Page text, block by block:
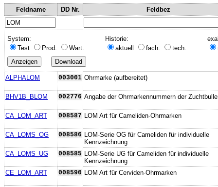
Feldname DD Nr. Feldbez
System:
Test
Prod. Wart.
Historie:
aktuell
fach. tech.
ALPHALOM 003001 Ohrmarke (aufbereitet)
BHV1B_BLOM 002776 Angabe der Ohrmarkennummern der
CA_LOM_ART 008587 LOM Art für Cameliden-Ohrmarken
CA_LOMS_OG 008586
LOM-Serie OG für Cameliden für individuelle
Kennzeichnung
CA_LOMS_UG
008585
LOM-Serie UG für Cameliden für individuelle
Kennzeichnung
CE_LOM_ART
008590 LOM Art für Cerviden-Ohrmarken